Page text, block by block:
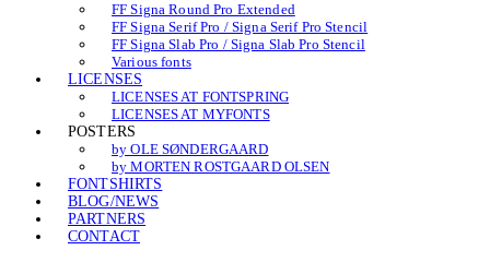
FF Signa Round Pro Extended
FF Signa Serif Pro / Signa Serif Pro Stencil
FF Signa Slab Pro / Signa Slab Pro Stencil
Various fonts
LICENSES
LICENSES AT FONTSPRING
LICENSES AT MYFONTS
POSTERS
by OLE SØNDERGAARD
by MORTEN ROSTGAARD OLSEN
FONTSHIRTS
BLOG/NEWS
PARTNERS
CONTACT